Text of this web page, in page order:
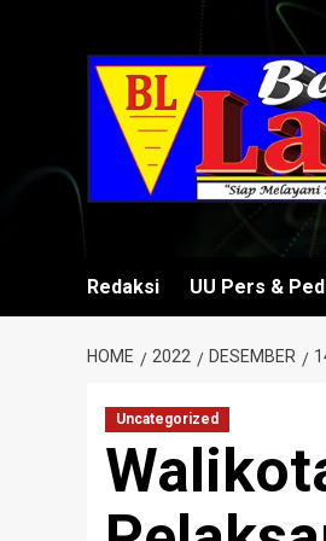
Redaksi UU Pers &
HOME 2022 DESEMBER
Uncategorized